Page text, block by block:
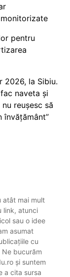
pentru
2026, la Sibiu.
naveta și
reușesc să
învățământ”
atât mai mult
link, atunci
sau o idee
asumat
cu
bucurăm
și suntem
a cita sursa